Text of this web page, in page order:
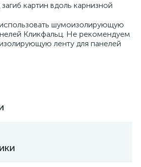
картин вдоль карнизной
шумоизолирующую
Кликфальц. Не рекомендуем
ленту для панелей